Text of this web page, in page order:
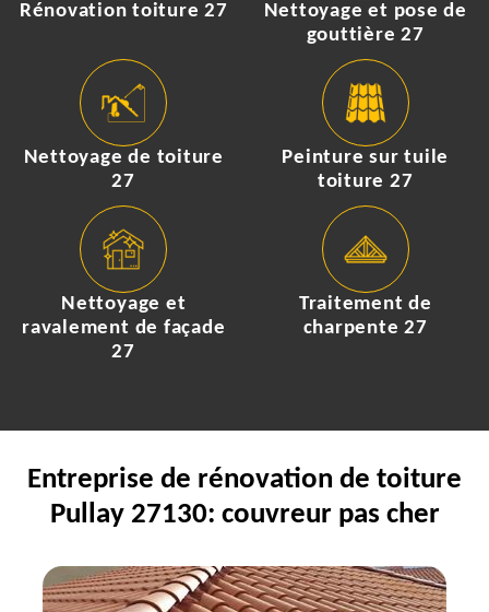
Rénovation toiture 27
Nettoyage et pose de
gouttière 27
Nettoyage de toiture
27
Peinture sur tuile
toiture 27
Nettoyage et
ravalement de façade
27
Traitement de
charpente 27
Entreprise de rénovation de toiture
Pullay 27130: couvreur pas cher